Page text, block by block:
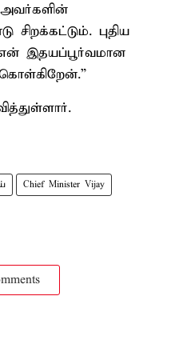
சிறக்கட்டும். புதிய
இதயப்பூர்வமான
Chief Minister Vijay